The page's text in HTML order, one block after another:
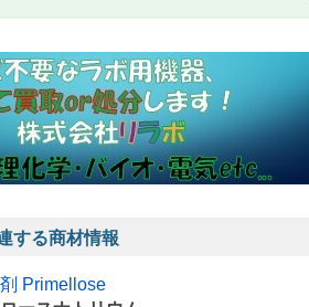
する商材情報
Primellose